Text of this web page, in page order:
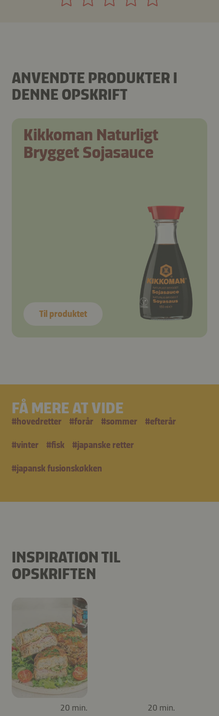
ANVENDTE PRODUKTER I
DENNE OPSKRIFT
Kikkoman Naturligt
Brygget Sojasauce
Til produktet
FÅ MERE AT VIDE
#hovedretter #forår #sommer #efterår
#vinter #fisk #japanske retter
#japansk fusionskøkken
INSPIRATION TIL
OPSKRIFTEN
20 min. 20 min.